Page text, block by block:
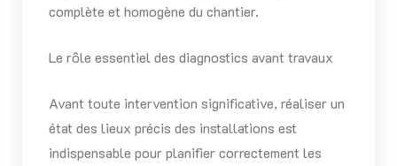
complète et homogène du chantier.
Le rôle essentiel des diagnostics avant travaux
Avant toute intervention significative, réaliser un
état des lieux précis des installations est
indispensable pour planifier correctement les